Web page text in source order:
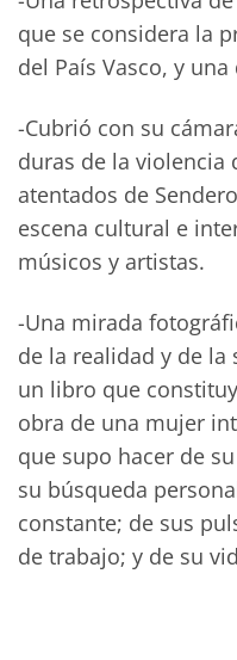
que se considera la
del País Vasco, y
-Cubrió con su
duras de la violencia
atentados de
escena cultural e
músicos y artistas.
-Una mirada
de la realidad y de
un libro que
obra de una mujer
que supo hacer de
su búsqueda
constante; de sus
de trabajo; y de su